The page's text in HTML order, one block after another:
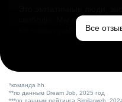
свободы. Мы помогаем
по поиску работы в
Все
*команда hh
**по данным Dream Job, 2025 год
***по данным рейтинга Similarweb,